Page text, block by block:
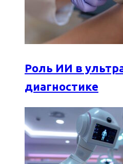
Роль ИИ в
диагностике